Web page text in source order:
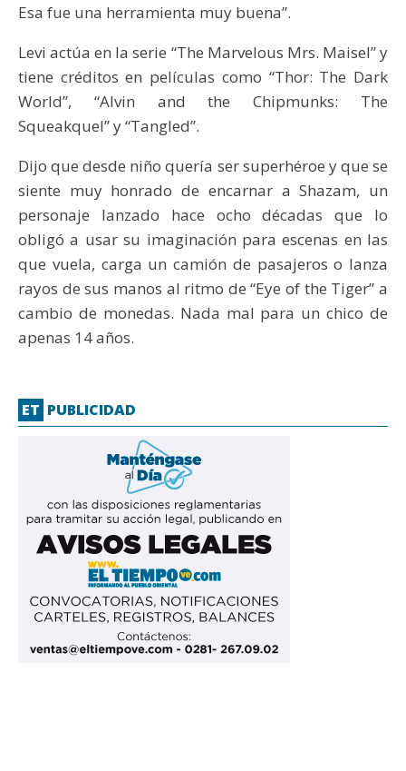
Esa fue una herramienta muy buena”.
Levi actúa en la serie “The Marvelous Mrs. Maisel” y
tiene créditos en películas como “Thor: The Dark
World”, “Alvin and the Chipmunks: The
Squeakquel” y “Tangled”.
Dijo que desde niño quería ser superhéroe y que se
siente muy honrado de encarnar a Shazam, un
personaje lanzado hace ocho décadas que lo
obligó a usar su imaginación para escenas en las
que vuela, carga un camión de pasajeros o lanza
rayos de sus manos al ritmo de “Eye of the Tiger” a
cambio de monedas. Nada mal para un chico de
apenas 14 años.
ET PUBLICIDAD